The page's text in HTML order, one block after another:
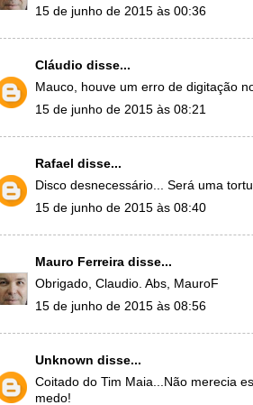
15 de junho de 2015 às 00:36
Cláudio disse...
Mauco, houve um erro de digitação
15 de junho de 2015 às 08:21
Rafael disse...
Disco desnecessário... Será uma
15 de junho de 2015 às 08:40
Mauro Ferreira disse...
Obrigado, Claudio. Abs, MauroF
15 de junho de 2015 às 08:56
Unknown disse...
Coitado do Tim Maia...Não merecia
medo!